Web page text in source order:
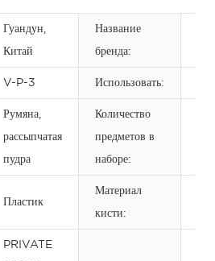
Гуандун,
Китай
Название
бренда:
V-P-3 Использовать:
Румяна,
рассыпчатая
пудра
Количество
предметов в
наборе:
Пластик
Материал
кисти:
PRIVATE